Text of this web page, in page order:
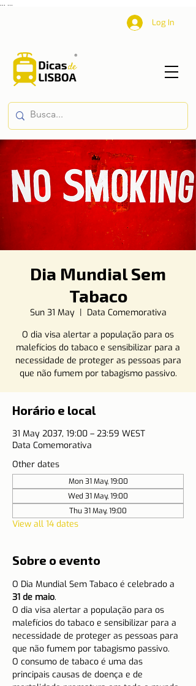
Log In
Dia Mundial Sem
Tabaco
Sun 31 May
  |
Data Comemorativa
O dia visa alertar a população para os
malefícios do tabaco e sensibilizar para a
necessidade de proteger as pessoas para
que não fumem por tabagismo passivo.
Horário e local
31 May 2037, 19:00 – 23:59 WEST
Data Comemorativa
Other dates
Mon 31 May, 19:00
Wed 31 May, 19:00
Thu 31 May, 19:00
View all 14 dates
Sobre o evento
O Dia Mundial Sem Tabaco é celebrado a
31 de maio.
O dia visa alertar a população para os
malefícios do tabaco e sensibilizar para a
necessidade de proteger as pessoas para
que não fumem por tabagismo passivo.
O consumo de tabaco é uma das
principais causas de doença e de